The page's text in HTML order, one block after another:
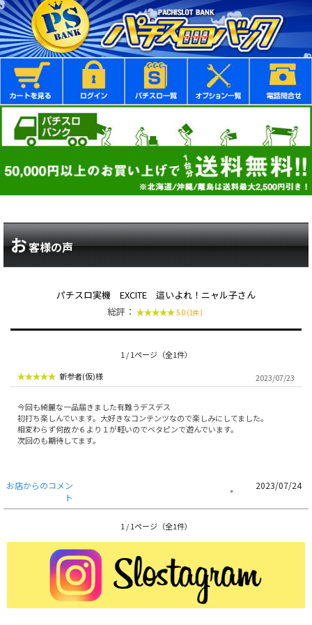
お客様の声
パチスロ実機 EXCITE 這いよれ！ニャル子さん
総評：
5.0 (1件)
1 / 1ページ（全1件）
新参者(仮)様
2023/07/23
今回も綺麗な一品届きました有難うデスデス
初打ち楽しんでいます。大好きなコンテンツなので楽しみにしてました。
相変わらず何故か６より１が軽いのでベタピンで遊んでいます。
次回のも期待してます。
お店からのコメン
ト
2023/07/24
1 / 1ページ（全1件）